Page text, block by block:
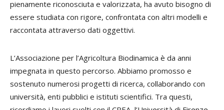
pienamente riconosciuta e valorizzata, ha avuto bisogno di
essere studiata con rigore, confrontata con altri modelli e
raccontata attraverso dati oggettivi.
L’Associazione per l’Agricoltura Biodinamica è da anni
impegnata in questo percorso. Abbiamo promosso e
sostenuto numerosi progetti di ricerca, collaborando con
università, enti pubblici e istituti scientifici. Tra questi,